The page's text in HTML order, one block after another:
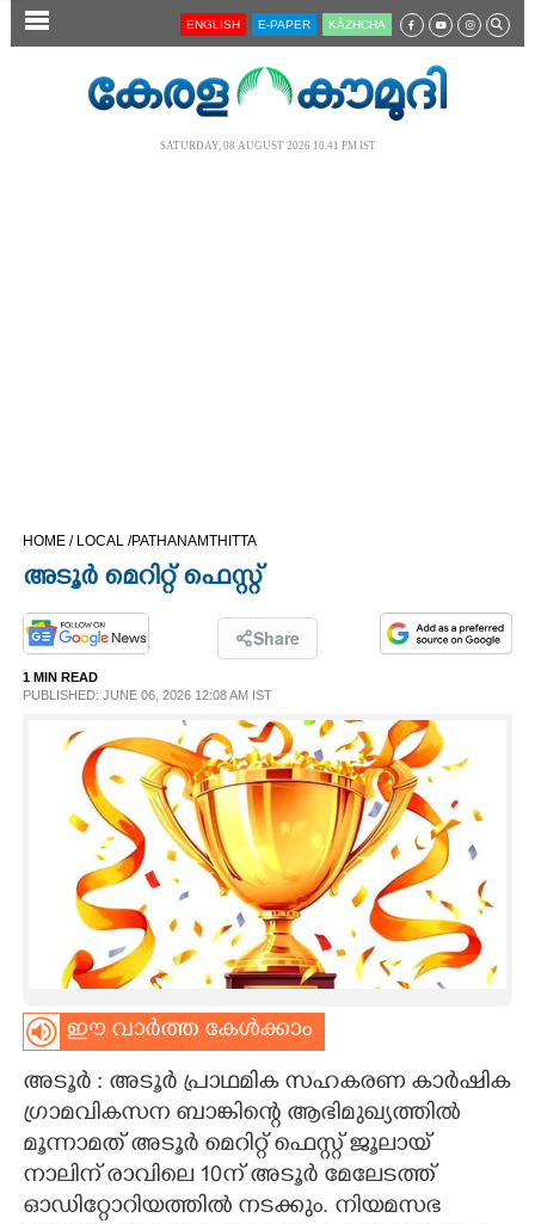
SECTIONS
OPINION
PHOTOS
LIFESTYLE
SPIRITUAL
INFO+
ART
ASTRO
CARTOONS
LITERATURE
ENGLISH E-PAPER KĀZHCHA
SATURDAY, 08 AUGUST 2026 10.41 PM IST
HOME / LOCAL /PATHANAMTHITTA
അടൂർ മെറിറ്റ് ഫെസ്റ്റ്
Share
1 MIN READ
PUBLISHED: JUNE 06, 2026 12:08 AM IST
ഈ വാർത്ത കേൾക്കാം
അടൂർ : അടൂർ പ്രാഥമിക സഹകരണ കാർഷിക
ഗ്രാമവികസന ബാങ്കിന്റെ ആഭിമുഖ്യത്തിൽ
മൂന്നാമത് അടൂർ മെറിറ്റ് ഫെസ്റ്റ് ജൂലായ്
നാലിന് രാവിലെ 10ന് അടൂർ മേലേടത്ത്
ഓഡിറ്റോറിയത്തിൽ നടക്കും. നിയമസഭ